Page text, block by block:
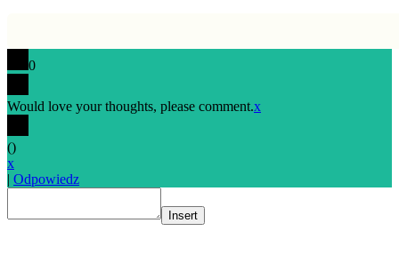
0
Would love your thoughts, please comment.x
()
x
| Odpowiedz
Insert